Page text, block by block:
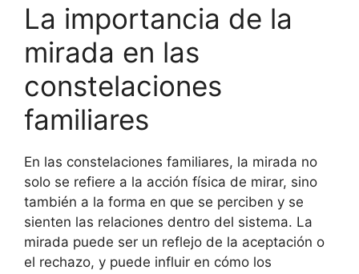
La importancia de la
mirada en las
constelaciones
familiares
En las constelaciones familiares, la mirada no
solo se refiere a la acción física de mirar, sino
también a la forma en que se perciben y se
sienten las relaciones dentro del sistema. La
mirada puede ser un reflejo de la aceptación o
el rechazo, y puede influir en cómo los